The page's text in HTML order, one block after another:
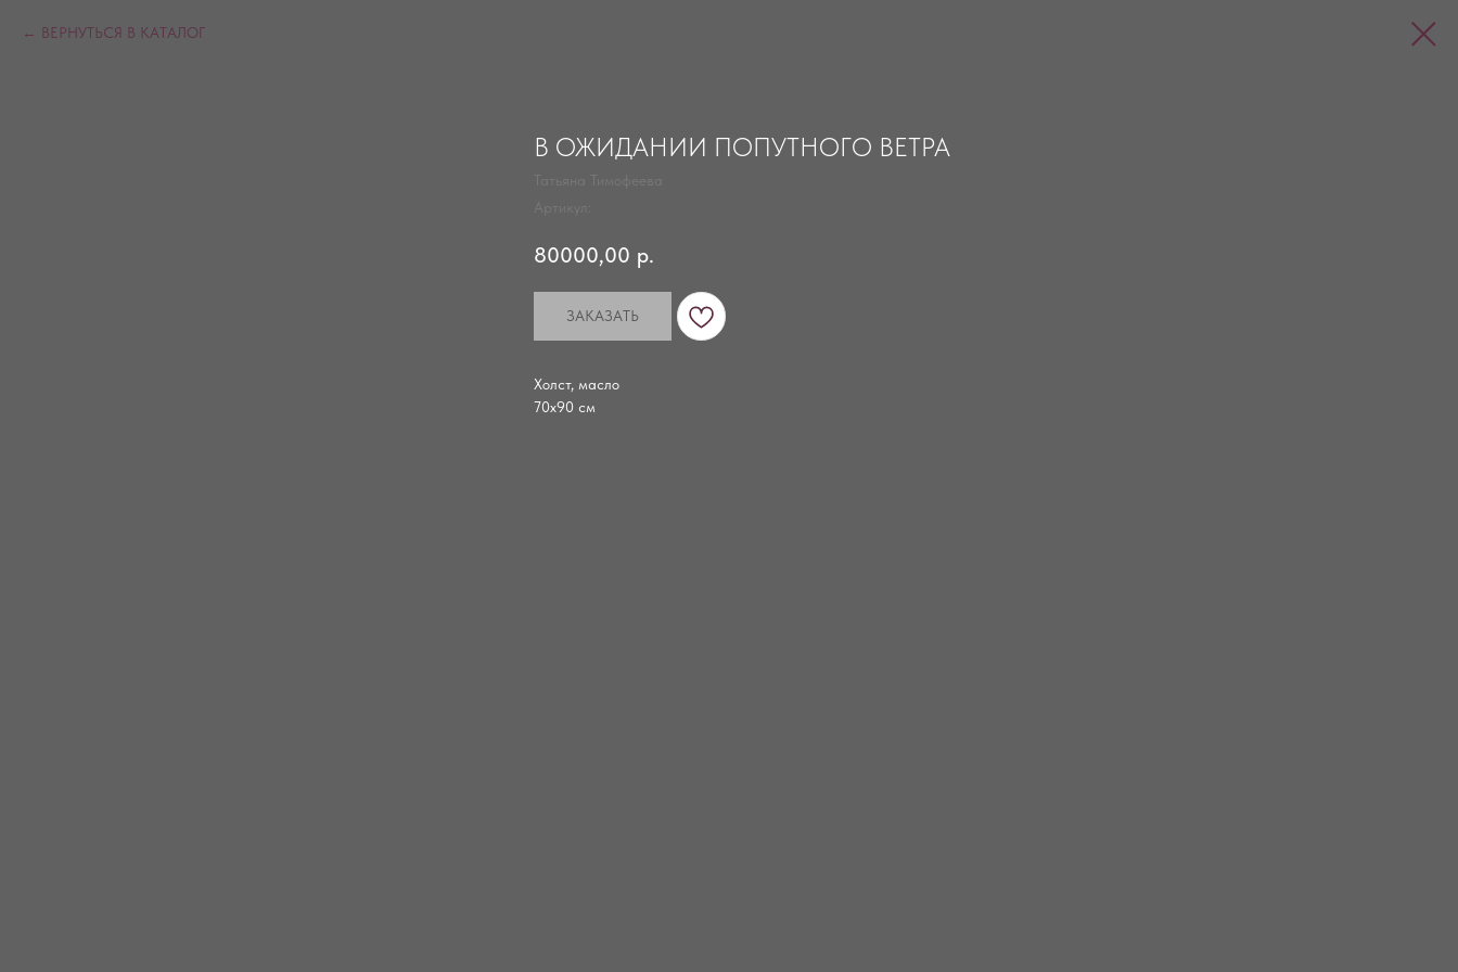
ВЕРНУТЬСЯ В КАТАЛОГ
В ОЖИДАНИИ ПОПУТНОГО ВЕТРА
80000,00 р.
ЗАКАЗАТЬ
Холст, масло
70х90 см